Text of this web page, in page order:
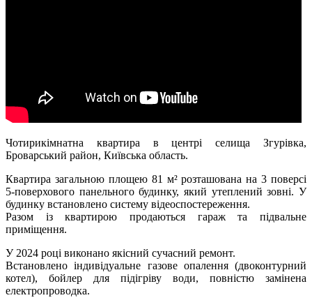
Чотирикімнатна квартира в центрі селища Згурівка,
Броварський район, Київська область.
Квартира загальною площею 81 м² розташована на 3 поверсі
5-поверхового панельного будинку, який утеплений зовні. У
будинку встановлено систему відеоспостереження.
Разом із квартирою продаються гараж та підвальне
приміщення.
У 2024 році виконано якісний сучасний ремонт.
Встановлено індивідуальне газове опалення (двоконтурний
котел), бойлер для підігріву води, повністю замінена
електропроводка.